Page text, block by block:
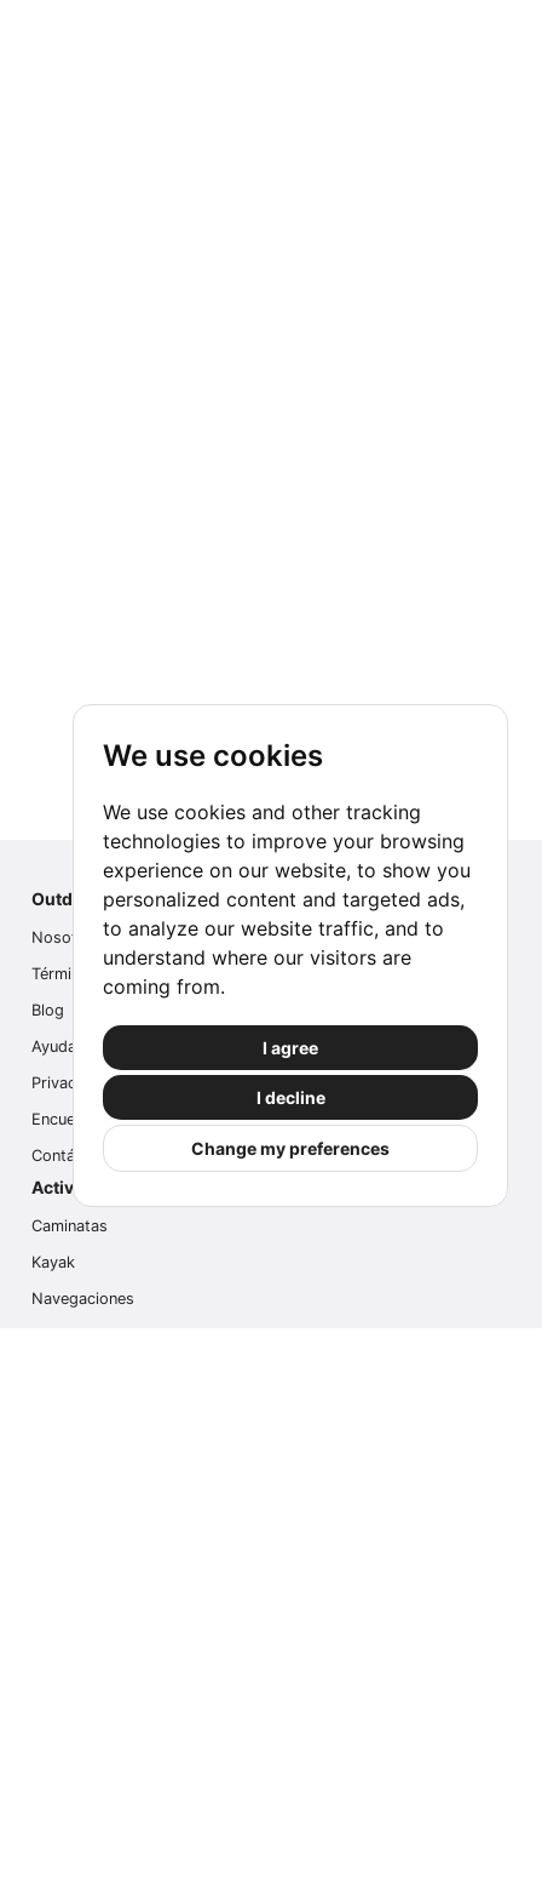
We use cookies
We use cookies and other tracking
technologies to improve your browsing
experience on our website, to show you
personalized content and targeted ads,
to analyze our website traffic, and to
understand where our visitors are
coming from.
I agree
I decline
Change my preferences
Outdoor Index
Nosotros
Términos
Blog
Ayuda
Privacidad
Encuesta
Contáctanos
Actividades populares
Caminatas
Kayak
Navegaciones